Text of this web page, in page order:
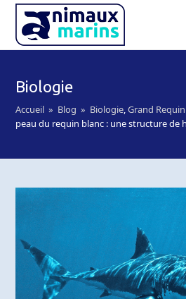
Biologie
Accueil » Blog » Biologie,Grand
peau du requin blanc : une structure de